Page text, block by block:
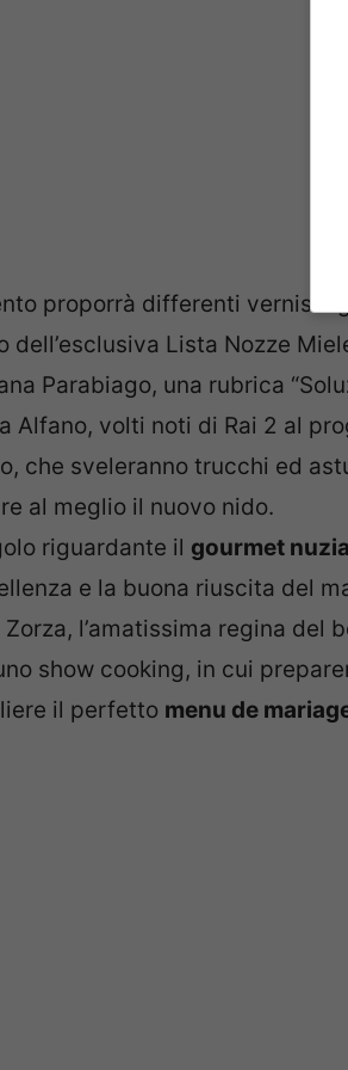
proporrà differenti
dell’esclusiva Lista Nozze
Parabiago, una rubrica
Alfano, volti noti di Rai 2 al
che sveleranno trucchi ed
al meglio il nuovo nido.
riguardante il gourmet
e la buona riuscita del
Zorza, l’amatissima regina del
show cooking, in cui
il perfetto menu de